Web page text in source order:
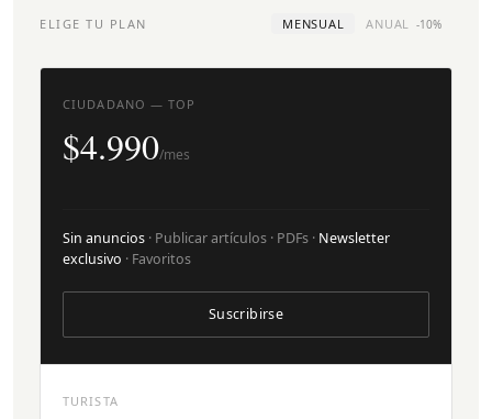
ELIGE TU PLAN MENSUAL ANUAL -10%
TURISTA
CIUDADANO — TOP
$4.990/mes
Sin anuncios · Publicar artículos · PDFs · Newsletter
exclusivo · Favoritos
Suscribirse